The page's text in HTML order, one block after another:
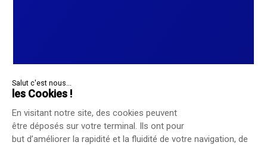
Salut c'est nous...
les Cookies !
En visitant notre site, des cookies peuvent
être déposés sur votre terminal. Ils ont pour
but d’améliorer la rapidité et la fluidité de votre navigation, de